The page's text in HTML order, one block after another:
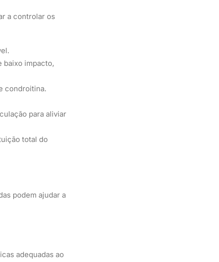
a controlar os
baixo impacto,
condroitina.
para aliviar
total do
podem ajudar a
adequadas ao